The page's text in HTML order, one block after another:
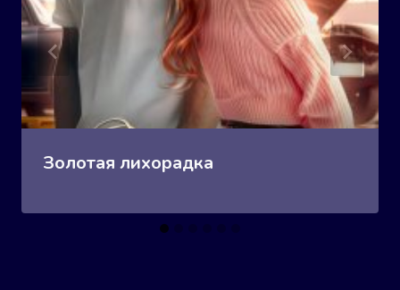
Золотая лихорадка